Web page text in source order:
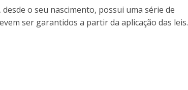
o seu nascimento, possui uma série de
ser garantidos a partir da aplicação das leis.